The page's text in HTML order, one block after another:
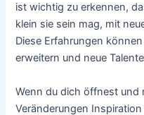
ist wichtig zu erkennen,
klein sie sein mag, mit
Diese Erfahrungen
erweitern und neue
Wenn du dich öffnest und
Veränderungen